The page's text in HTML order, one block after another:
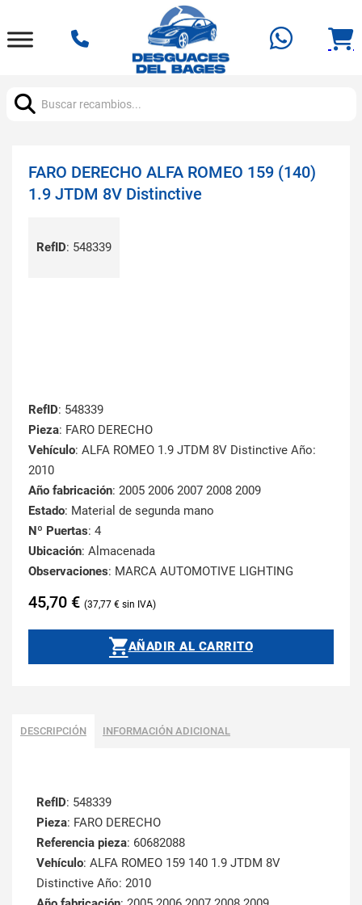
FARO DERECHO ALFA ROMEO 159 (140)
1.9 JTDM 8V Distinctive
RefID: 548339
RefID: 548339
Pieza: FARO DERECHO
Vehículo: ALFA ROMEO 1.9 JTDM 8V Distinctive Año:
2010
Año fabricación: 2005 2006 2007 2008 2009
Estado: Material de segunda mano
Nº Puertas: 4
Ubicación: Almacenada
Observaciones: MARCA AUTOMOTIVE LIGHTING
45,70 € 37,77 €
AÑADIR AL CARRITO
DESCRIPCIÓN INFORMACIÓN ADICIONAL
RefID: 548339
Pieza: FARO DERECHO
Referencia pieza: 60682088
Vehículo: ALFA ROMEO 159 140 1.9 JTDM 8V
Distinctive Año: 2010